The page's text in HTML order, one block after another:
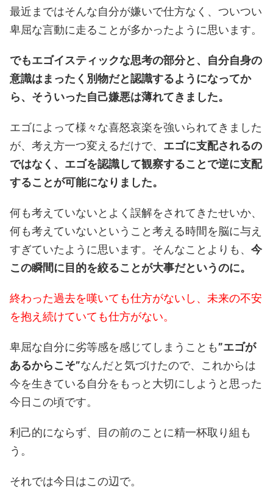
最近まではそんな自分が嫌いで仕方なく、ついつい
卑屈な言動に走ることが多かったように思います。
でもエゴイスティックな思考の部分と、自分自身の
意識はまったく別物だと認識するようになってか
ら、そういった自己嫌悪は薄れてきました。
エゴによって様々な喜怒哀楽を強いられてきました
が、考え方一つ変えるだけで、 エゴに支配されるの
ではなく、エゴを認識して観察することで逆に支配
することが可能になりました。
何も考えていないとよく誤解をされてきたせいか、
何も考えていないということ考える時間を脳に与え
すぎていたように思います。そんなことよりも、 今
この瞬間に目的を絞ることが大事だというのに。
終わった過去を嘆いても仕方がないし、未来の不安
を抱え続けていても仕方がない。
卑屈な自分に劣等感を感じてしまうことも”エゴが
あるからこそ”なんだと気づけたので、これからは
今を生きている自分をもっと大切にしようと思った
今日この頃です。
利己的にならず、目の前のことに精一杯取り組も
う。
それでは今日はこの辺で。